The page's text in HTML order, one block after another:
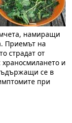
намиращи
Приемът на
страдат от
и
се в
при